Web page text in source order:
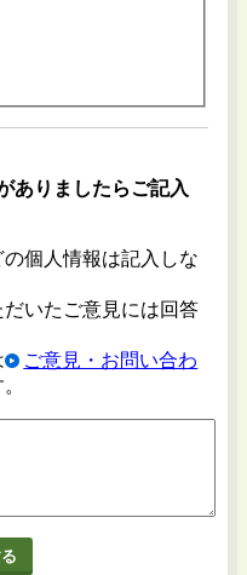
ありましたらご記入
個人情報は記入しな
いたご意見には回答
ご意見・お問い合わ